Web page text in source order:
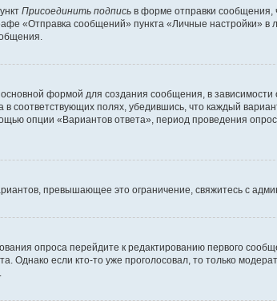
Присоединить подпись в форме отправки сообщения,
«Отправка сообщений» пункта «Личные настройки» в
формой для создания сообщения, в зависимости
соответствующих полях, убедившись, что каждый
опции «Вариантов ответа», период проведения
превышающее это ограничение, свяжитесь с
опроса перейдите к редактированию первого
Однако если кто-то уже проголосовал, то только